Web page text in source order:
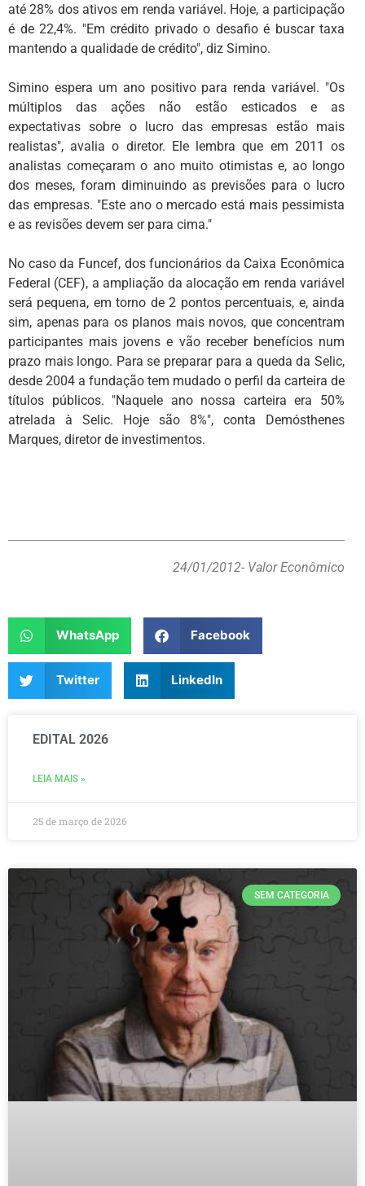
até 28% dos ativos em renda variável. Hoje, a participação
é de 22,4%. "Em crédito privado o desafio é buscar taxa
mantendo a qualidade de crédito", diz Simino.
Simino espera um ano positivo para renda variável. "Os
múltiplos das ações não estão esticados e as
expectativas sobre o lucro das empresas estão mais
realistas", avalia o diretor. Ele lembra que em 2011 os
analistas começaram o ano muito otimistas e, ao longo
dos meses, foram diminuindo as previsões para o lucro
das empresas. "Este ano o mercado está mais pessimista
e as revisões devem ser para cima."
No caso da Funcef, dos funcionários da Caixa Econômica
Federal (CEF), a ampliação da alocação em renda variável
será pequena, em torno de 2 pontos percentuais, e, ainda
sim, apenas para os planos mais novos, que concentram
participantes mais jovens e vão receber benefícios num
prazo mais longo. Para se preparar para a queda da Selic,
desde 2004 a fundação tem mudado o perfil da carteira de
títulos públicos. "Naquele ano nossa carteira era 50%
atrelada à Selic. Hoje são 8%", conta Demósthenes
Marques, diretor de investimentos.
24/01/2012- Valor Econômico
WhatsApp Facebook
Twitter LinkedIn
EDITAL 2026
LEIA MAIS »
25 de março de 2026
SEM CATEGORIA